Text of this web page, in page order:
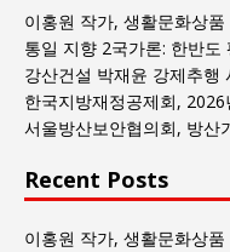
회
글
목
록
이홍원 작가, 생활문화상품
통일 지향 2국가론: 한반도
강산건설 박재윤 강제추행
한국지방재정공제회,
서울방산보안협의회, 방산
Recent Posts
이홍원 작가, 생활문화상품